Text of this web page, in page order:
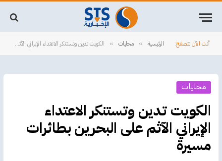
أنت الآن تتصفح: الرئيسية » محليات » الكويت تدين وتستنكر الاعتداء الإيراني الآثم على البحرين بطائرات مسيرة
محليات
الكويت تدين وتستنكر الاعتداء
الإيراني الآثم على البحرين بطائرات
مسيرة